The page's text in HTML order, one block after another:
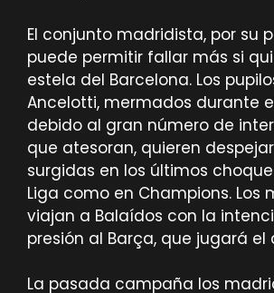
El conjunto madridista, por su
puede permitir fallar más si
estela del Barcelona. Los
Ancelotti, mermados durante
debido al gran número de
que atesoran, quieren
surgidas en los últimos
Liga como en Champions. Los
viajan a Balaídos con la
presión al Barça, que jugará el
La pasada campaña los